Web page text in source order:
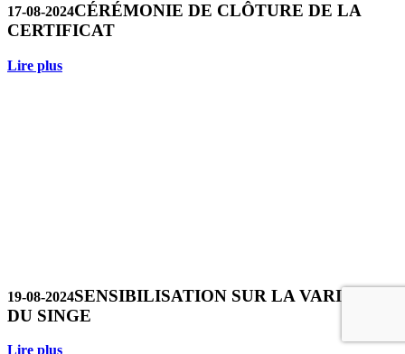
17-08-2024CÉRÉMONIE DE CLÔTURE DE LA
CERTIFICAT
Lire plus
19-08-2024SENSIBILISATION SUR LA VARIOLE
DU SINGE
Lire plus